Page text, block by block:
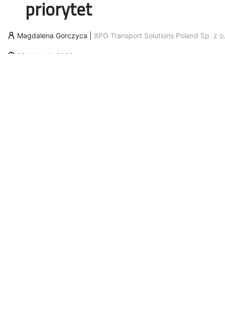
priorytet
Magdalena Gorczyca XPO Transport Solutions Poland Sp. z
22 kwietnia 2020